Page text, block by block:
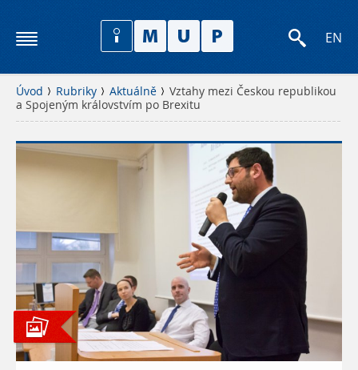
EN
Úvod Rubriky Aktuálně
Vztahy mezi Českou republikou
a Spojeným královstvím po Brexitu